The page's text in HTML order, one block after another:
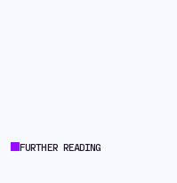
FURTHER READING